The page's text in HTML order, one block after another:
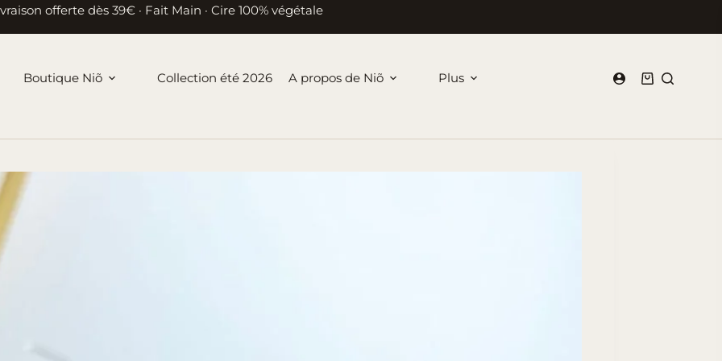
offerte dès 39€ · Fait Main · Cire 100% végétale
Boutique Niõ Collection été 2026 A propos de Niõ Plus
Panier